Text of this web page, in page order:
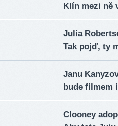
Klín mezi ně
Julia
Tak pojď, ty
Janu
bude filmem
Clooney